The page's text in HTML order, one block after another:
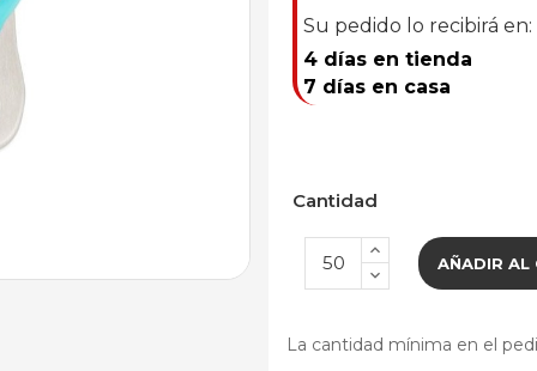
Su pedido lo recibirá en:
4 días en tienda
7 días en casa
Cantidad
AÑADIR AL
La cantidad mínima en el